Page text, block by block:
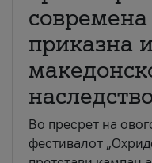
приказна
Во пресрет на
фестивалот